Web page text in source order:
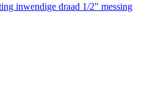
inwendige draad 1/2" messing